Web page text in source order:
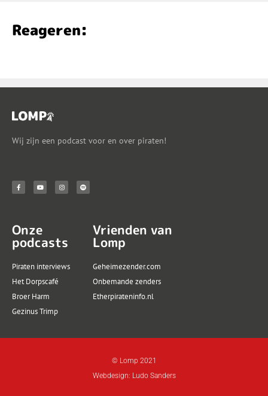
Reageren:
Wij zijn een podcast voor en over piraten!
Onze
podcasts
Piraten interviews
Het Dorpscafé
Broer Harm
Gezinus Trimp
Vrienden van
Lomp
Geheimezender.com
Onbemande zenders
Etherpirateninfo.nl
© Lomp 2021
Webdesign: Ludo Sanders